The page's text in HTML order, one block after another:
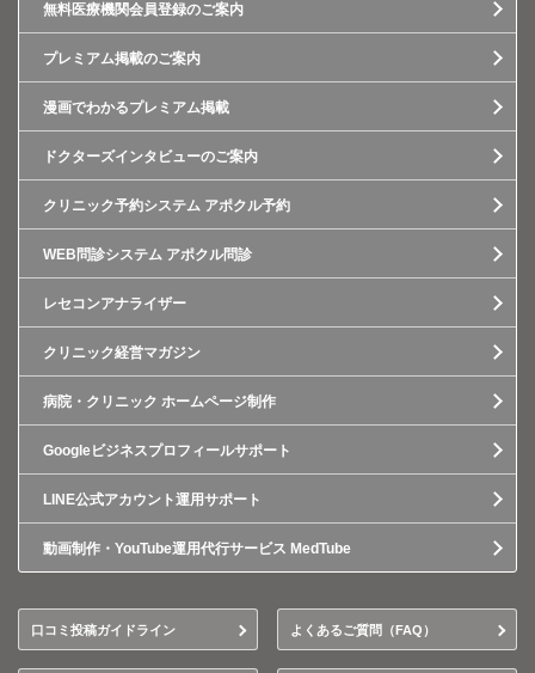
無料医療機関会員登録のご案内
プレミアム掲載のご案内
漫画でわかるプレミアム掲載
ドクターズインタビューのご案内
クリニック予約システム アポクル予約
WEB問診システム アポクル問診
レセコンアナライザー
クリニック経営マガジン
病院・クリニック ホームページ制作
Googleビジネスプロフィールサポート
LINE公式アカウント運用サポート
動画制作・YouTube運用代行サービス MedTube
口コミ投稿ガイドライン よくあるご質問（FAQ）